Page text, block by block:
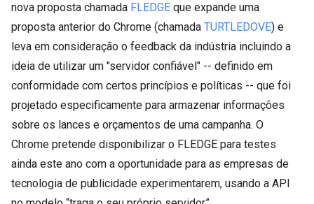
nova proposta chamada FLEDGE que expande uma
proposta anterior do Chrome (chamada TURTLEDOVE) e
leva em consideração o feedback da indústria incluindo a
ideia de utilizar um "servidor confiável" -- definido em
conformidade com certos princípios e políticas -- que foi
projetado especificamente para armazenar informações
sobre os lances e orçamentos de uma campanha. O
Chrome pretende disponibilizar o FLEDGE para testes
ainda este ano com a oportunidade para as empresas de
tecnologia de publicidade experimentarem, usando a API